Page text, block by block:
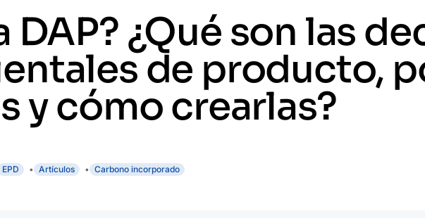
DAP? ¿Qué son las
de producto,
y cómo crearlas?
EPD Artículos Carbono incorporado